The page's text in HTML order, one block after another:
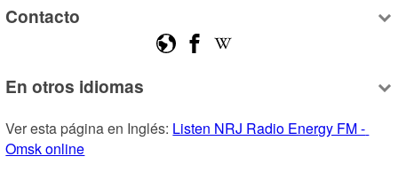
Contacto
En otros idiomas
Ver esta página en Inglés: Listen NRJ Radio Energy FM -
Omsk online